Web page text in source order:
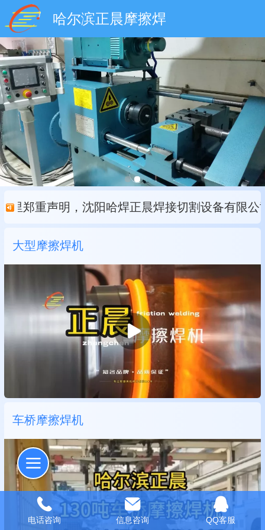
哈尔滨正晨摩擦焊
声明，沈阳哈焊正晨焊接切割设备有限公司
大型摩擦焊机
车桥摩擦焊机
电话咨询 信息咨询 QQ客服